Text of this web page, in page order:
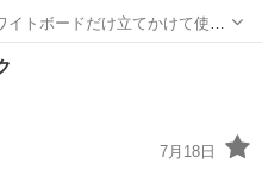
トボードだけ立てかけて使用
かったので、台を購入し、取
らいになります。 上部が
心駅
7月18日